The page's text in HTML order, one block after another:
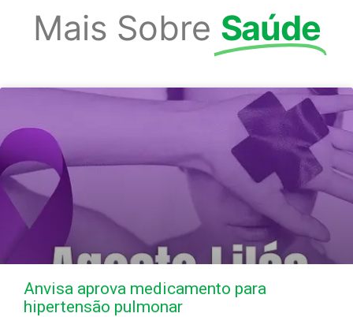
Mais Sobre Saúde
Anvisa aprova medicamento para
hipertensão pulmonar